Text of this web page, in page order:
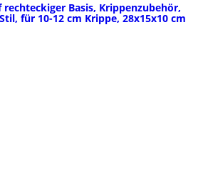
Basis, Krippenzubehör,
für 10-12 cm Krippe, 28x15x10 cm